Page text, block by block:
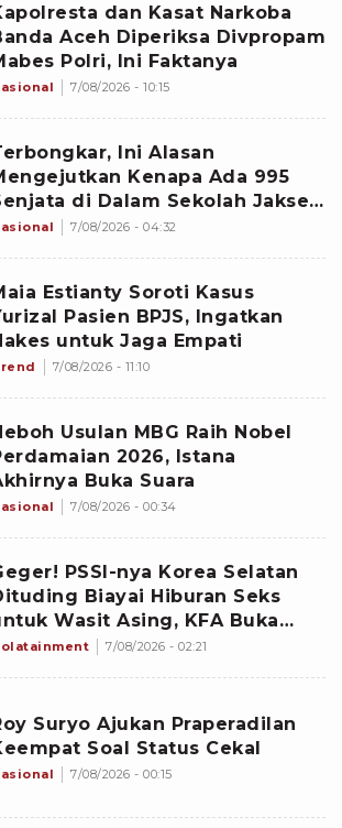
dan Kasat Narkoba
Aceh Diperiksa Divpropam
Polri, Ini Faktanya
7/08/2026 - 10:15
Ini Alasan
Kenapa Ada 995
di Dalam Sekolah Jaksel
2020
7/08/2026 - 04:32
Estianty Soroti Kasus
Pasien BPJS, Ingatkan
untuk Jaga Empati
7/08/2026 - 11:10
Usulan MBG Raih Nobel
2026, Istana
Buka Suara
7/08/2026 - 00:34
PSSI-nya Korea Selatan
Biayai Hiburan Seks
Wasit Asing, KFA Buka
7/08/2026 - 02:21
Suryo Ajukan Praperadilan
Soal Status Cekal
7/08/2026 - 00:15